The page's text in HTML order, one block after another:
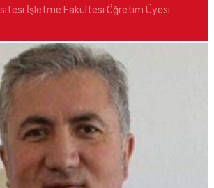
İşletme Fakültesi Öğretim Üyesi